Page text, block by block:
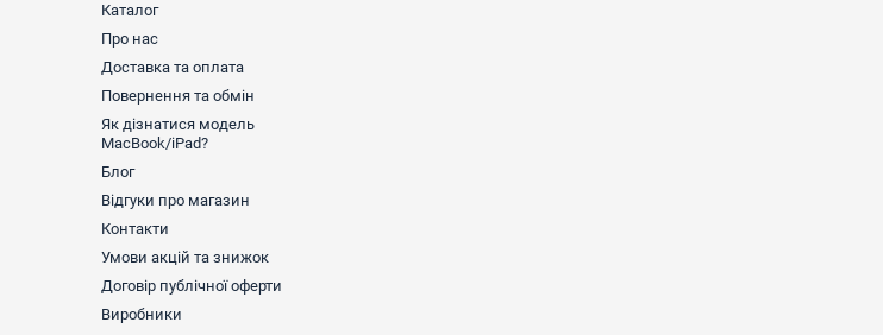
Каталог
Про нас
Доставка та оплата
Повернення та обмін
Як дізнатися модель
MacBook/iPad?
Блог
Відгуки про магазин
Контакти
Умови акцій та знижок
Договір публічної оферти
Виробники